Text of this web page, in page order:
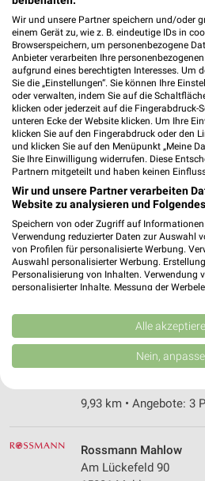
Rossmann Erkner
Friedrichstr. 58
15537 Erkner
Heute 08:00 - 20:00
26,03 km • Angebote:
Ernsting's family Berlin
Schnellerstr. 21
12439 Berlin
Heute 09:00 - 20:00
9,93 km
Rossmann Berlin
Schnellerstr. 21-22
12439 Berlin
9,93 km • Angebote: 3
Rossmann Mahlow
Am Lückefeld 90
Wir und unsere Partner speichern und/oder
einem Gerät zu, wie z. B. eindeutige IDs in
Browserspeichern, um personenbezogene
Anbieter verarbeiten Ihre
aufgrund eines berechtigten Interesses. Um
Sie die „Einstellungen“. Sie können Ihre
oder verwalten, indem Sie auf die
klicken oder jederzeit auf die Fingerabdruck-
unteren Ecke der Website klicken. Um Ihre
klicken Sie auf den Fingerabdruck oder den
und klicken Sie auf den Menüpunkt „Meine
Sie Ihre Einwilligung widerrufen. Diese
Partnern mitgeteilt und haben keinen
Wir und unsere Partner verarbeiten
Website zu analysieren und
Speichern von oder Zugriff auf
Verwendung reduzierter Daten zur Auswahl
von Profilen für personalisierte Werbung.
Auswahl personalisierter Werbung.
Personalisierung von Inhalten. Verwendung
personalisierter Inhalte. Messung der
Kombinationen von Daten aus
Verbesserung der Angebote. Verwendung
von Inhalten.
Daten können außerhalb der Europäischen
USA gesendet werden.
Website/App.
Partnerliste anzeigen (1 IAB-Anbieter)
IAB-Verarbeitungszwecke:
Speichern von oder Zugriff auf
Alle
Nein,